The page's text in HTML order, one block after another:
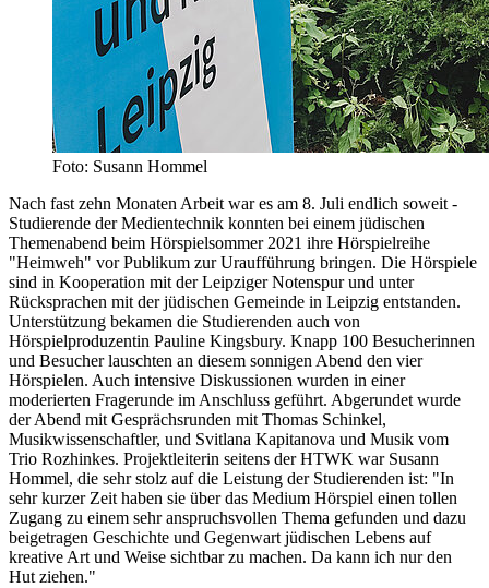
Foto: Susann Hommel
Nach fast zehn Monaten Arbeit war es am 8. Juli endlich soweit -
Studierende der Medientechnik konnten bei einem jüdischen
Themenabend beim Hörspielsommer 2021 ihre Hörspielreihe
"Heimweh" vor Publikum zur Uraufführung bringen. Die Hörspiele
sind in Kooperation mit der Leipziger Notenspur und unter
Rücksprachen mit der jüdischen Gemeinde in Leipzig entstanden.
Unterstützung bekamen die Studierenden auch von
Hörspielproduzentin Pauline Kingsbury. Knapp 100 Besucherinnen
und Besucher lauschten an diesem sonnigen Abend den vier
Hörspielen. Auch intensive Diskussionen wurden in einer
moderierten Fragerunde im Anschluss geführt. Abgerundet wurde
der Abend mit Gesprächsrunden mit Thomas Schinkel,
Musikwissenschaftler, und Svitlana Kapitanova und Musik vom
Trio Rozhinkes. Projektleiterin seitens der HTWK war Susann
Hommel, die sehr stolz auf die Leistung der Studierenden ist: "In
sehr kurzer Zeit haben sie über das Medium Hörspiel einen tollen
Zugang zu einem sehr anspruchsvollen Thema gefunden und dazu
beigetragen Geschichte und Gegenwart jüdischen Lebens auf
kreative Art und Weise sichtbar zu machen. Da kann ich nur den
Hut ziehen."